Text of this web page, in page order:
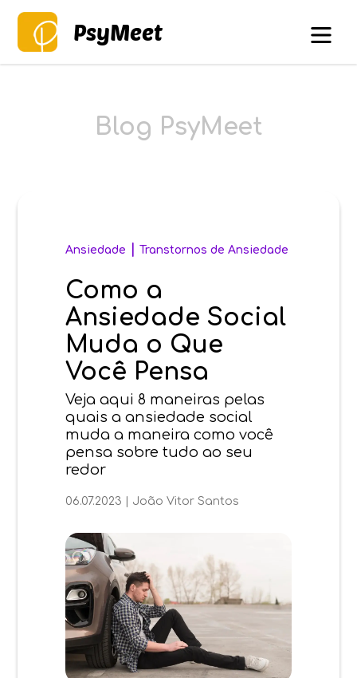
PsyMeet
Blog PsyMeet
Ansiedade |Transtornos de Ansiedade
Como a
Ansiedade Social
Muda o Que
Você Pensa
Veja aqui 8 maneiras pelas
quais a ansiedade social
muda a maneira como você
pensa sobre tudo ao seu
redor
06.07.2023 João Vitor Santos